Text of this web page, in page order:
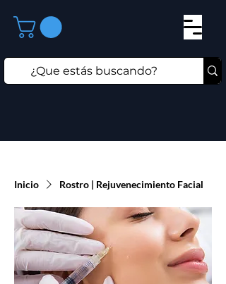
Inicio Rostro | Rejuvenecimiento Facial